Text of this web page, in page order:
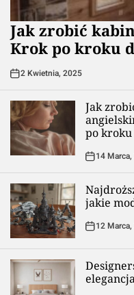
Jak zrobić
Krok po kroku
2 Kwietnia, 2025
Jak
po kroku
14
jakie
12